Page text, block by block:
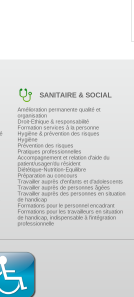
SANITAIRE & SOCIAL
Amélioration permanente qualité et
organisation
Droit-Ethique & responsabilité
Formation services à la personne
Hygiène & prévention des risques
Hygiène
Prévention des risques
Pratiques professionnelles
Accompagnement et relation d'aide du
patient/usager/du résident
Diététique-Nutrition-Equilibre
Préparation au concours
Travailler auprès d'enfants et d'adolescents
Travailler auprès de personnes âgées
Travailler auprès des personnes en situation
de handicap
Formations pour le personnel encadrant
Formations pour les travailleurs en situation
de handicap, indispensable à l'intégration
professionnelle